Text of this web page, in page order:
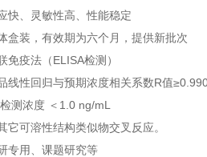
快、灵敏性高、性能稳定
盒装，有效期为六个月，提供新批次
免疫法（ELISA检测）
线性回归与预期浓度相关系数R值
测浓度 ＜1.0 ng/mL
它可溶性结构类似物交叉反应。
专用、课题研究等